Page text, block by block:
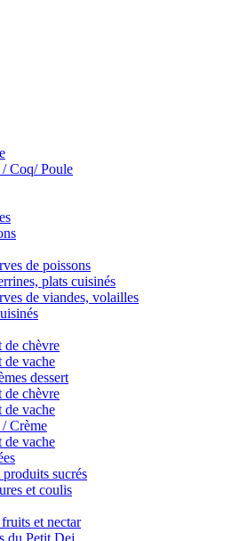
Coq/ Poule
de poissons
plats cuisinés
de viandes, volailles
de chèvre
de vache
dessert
de chèvre
de vache
Crème
de vache
sucrés
et coulis
fruits et nectar
du Petit Dej